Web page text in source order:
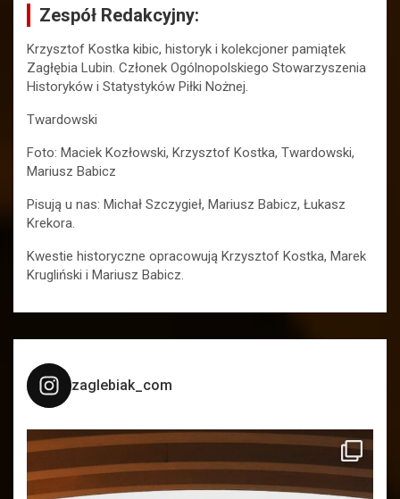
Zespół Redakcyjny:
Krzysztof Kostka kibic, historyk i kolekcjoner pamiątek
Zagłębia Lubin. Członek Ogólnopolskiego Stowarzyszenia
Historyków i Statystyków Piłki Nożnej.
Twardowski
Foto: Maciek Kozłowski, Krzysztof Kostka, Twardowski,
Mariusz Babicz
Pisują u nas: Michał Szczygieł, Mariusz Babicz, Łukasz
Krekora.
Kwestie historyczne opracowują Krzysztof Kostka, Marek
Krugliński i Mariusz Babicz.
zaglebiak_com